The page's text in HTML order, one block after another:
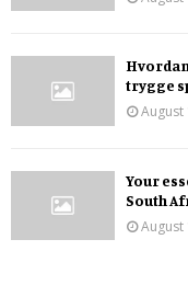
trygge
August
Your
South
August